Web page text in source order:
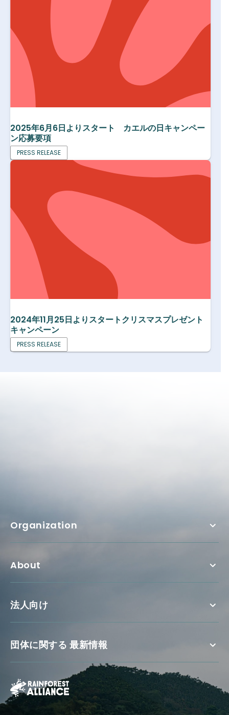
2025年6月6日よりスタート カエルの日キャンペー
ン応募要項
PRESS RELEASE
2024年11月25日よりスタートクリスマスプレゼント
キャンペーン
PRESS RELEASE
Organization
About
法人向け
団体に関する 最新情報